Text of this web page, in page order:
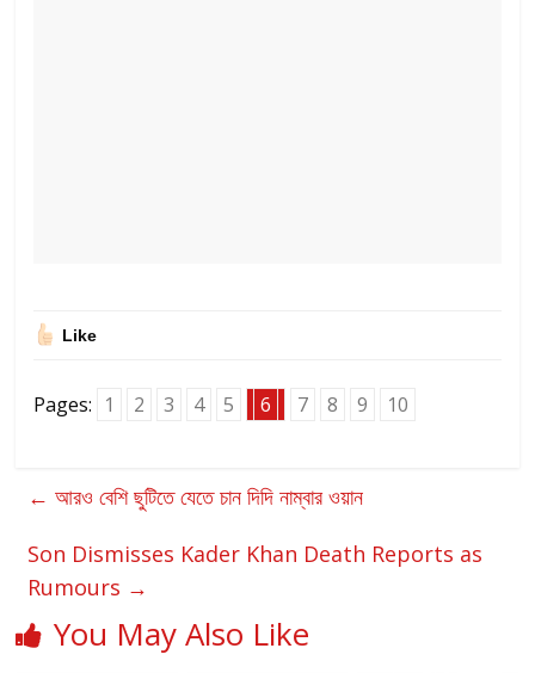
Like
Pages: 1 2 3 4 5 6 7 8 9 10
← আরও বেশি ছুটিতে যেতে চান দিদি নাম্বার ওয়ান
Son Dismisses Kader Khan Death Reports as
Rumours →
You May Also Like